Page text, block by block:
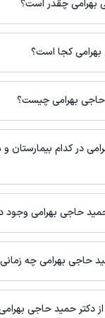
بهرامی چقدر است؟
حاجی بهرامی، لازم است با
کجا است؟
حاجی بهرامی در حال
با مطب تماس بگیرید.
بهرامی چیست؟
در حال حاضر در این
در کدام بیمارستان و
حاجی بهرامی در مراکز
حاجی بهرامی وجود
آنلاین توسط دکتر حمید
لطفاً با مطب تماس
حاجی بهرامی چه
هماهنگی مطب مشخص می‌شود.
دکتر حمید حاجی